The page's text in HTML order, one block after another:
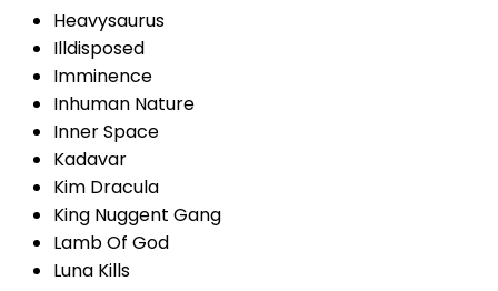
Heavysaurus
Illdisposed
Imminence
Inhuman Nature
Inner Space
Kadavar
Kim Dracula
King Nuggent Gang
Lamb Of God
Luna Kills